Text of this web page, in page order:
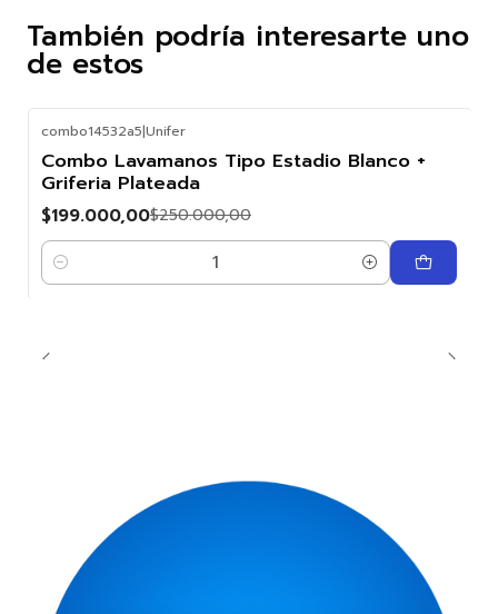
También podría interesarte uno
de estos
-20%
OFF
combo14532a5|Unifer
Combo Lavamanos Tipo Estadio Blanco +
Griferia Plateada
$199.000,00$250.000,00
Cantidad